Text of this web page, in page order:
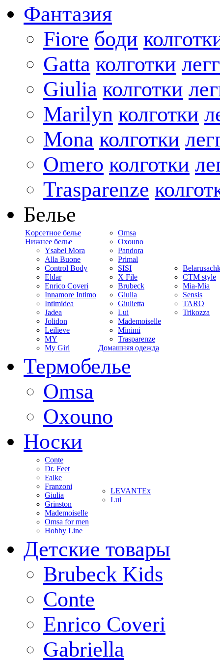
Фантазия
Fiore боди
Gatta колготки
Giulia колготки
Marilyn колготки
Mona колготки
Omero колготки
Trasparenze
Белье
Kорсетное белье
Нижнее белье
Ysabel Mora
Alla Buone
Control Body
Eldar
Enrico Coveri
Innamore Intimo
Intimidea
Jadea
Jolidon
Leilieve
MY
My Girl
Omsa
Oxouno
Pandora
Primal
SISI
X File
Brubeck
Giulia
Giulietta
Lui
Mademoiselle
Minimi
Trasparenze
Домашняя одежда
CTM style
Mia-Mia
Sensis
TARO
Trikozza
Термобелье
Omsa
Oxouno
Носки
Conte
Dr. Feet
Falke
Franzoni
Giulia
Grinston
Mademoiselle
Omsa for men
Hobby Line
LEVANTEx
Lui
Детские товары
Brubeck Kids
Conte
Enrico Coveri
Gabriella